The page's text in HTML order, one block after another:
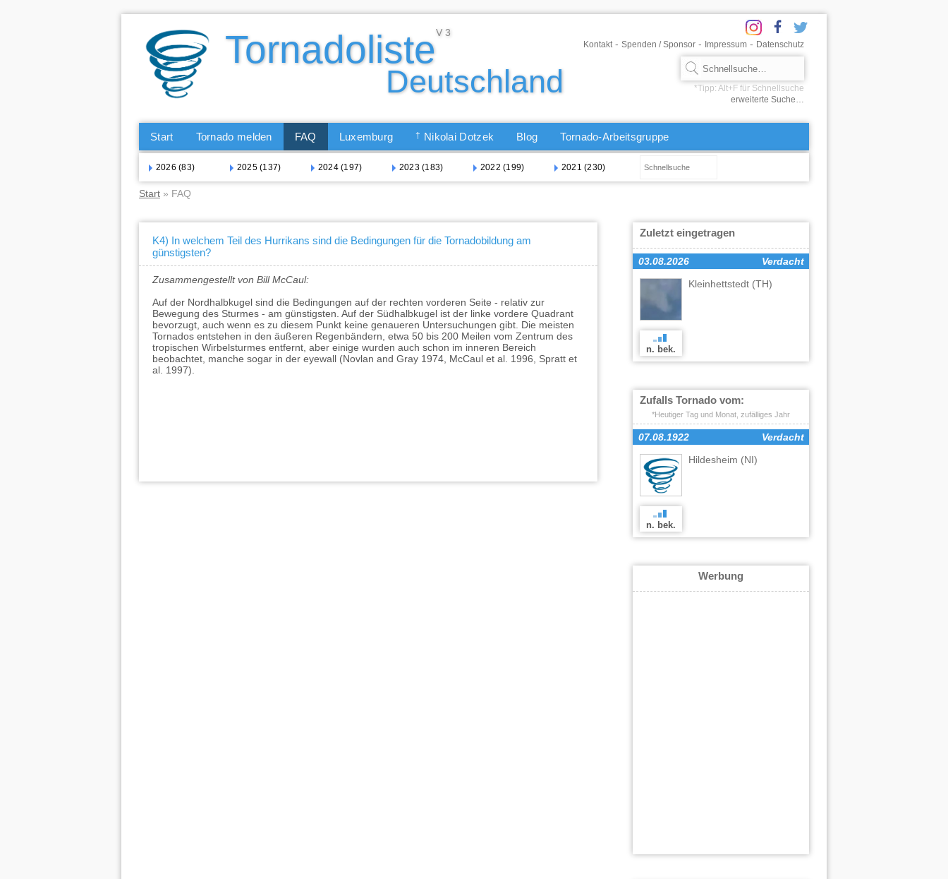
Kontakt - Spenden / Sponsor - Impressum - Datenschutz
erweiterte Suche…
Start Tornado melden FAQ Luxemburg † Nikolai Dotzek Blog Tornado-Arbeitsgruppe
2026 (83) 2025 (137) 2024 (197) 2023 (183) 2022 (199) 2021 (230)
Start » FAQ
K4) In welchem Teil des Hurrikans sind die Bedingungen für die Tornadobildung am
günstigsten?
Zusammengestellt von Bill McCaul:
Auf der Nordhalbkugel sind die Bedingungen auf der rechten vorderen Seite - relativ zur
Bewegung des Sturmes - am günstigsten. Auf der Südhalbkugel ist der linke vordere Quadrant
bevorzugt, auch wenn es zu diesem Punkt keine genaueren Untersuchungen gibt. Die meisten
Tornados entstehen in den äußeren Regenbändern, etwa 50 bis 200 Meilen vom Zentrum des
tropischen Wirbelsturmes entfernt, aber einige wurden auch schon im inneren Bereich
beobachtet, manche sogar in der eyewall (Novlan and Gray 1974, McCaul et al. 1996, Spratt et
al. 1997).
Zuletzt eingetragen
03.08.2026
Verdacht
Kleinhettstedt (TH)
n. bek.
Zufalls Tornado vom:
*Heutiger Tag und Monat, zufälliges Jahr
07.08.1922
Verdacht
Hildesheim (NI)
n. bek.
Werbung